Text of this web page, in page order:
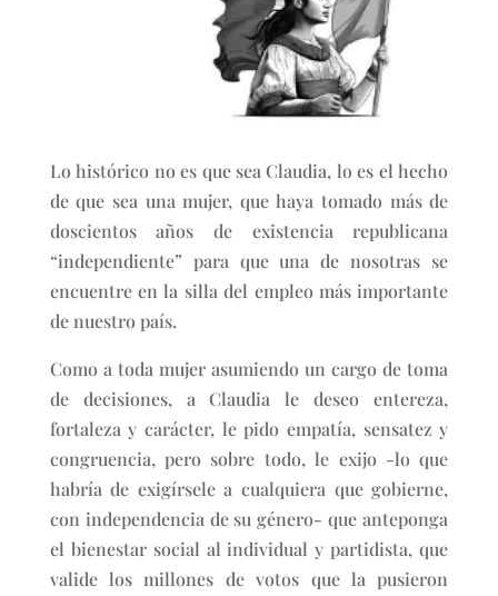
Lo histórico no es que sea Claudia, lo es el hecho
de que sea una mujer, que haya tomado más de
doscientos años de existencia republicana
“independiente” para que una de nosotras se
encuentre en la silla del empleo más importante
de nuestro país.
Como a toda mujer asumiendo un cargo de toma
de decisiones, a Claudia le deseo entereza,
fortaleza y carácter, le pido empatía, sensatez y
congruencia, pero sobre todo, le exijo -lo que
habría de exigírsele a cualquiera que gobierne,
con independencia de su género- que anteponga
el bienestar social al individual y partidista, que
valide los millones de votos que la pusieron